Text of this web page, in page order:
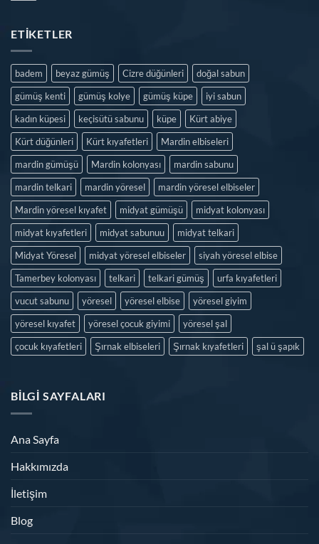
ETIKETLER
badem beyaz gümüş Cizre düğünleri
doğal sabun
gümüş kenti
gümüş kolye gümüş küpe
iyi sabun
kadın küpesi
keçisütü sabunu küpe
Kürt abiye
Kürt düğünleri
Kürt kıyafetleri
Mardin elbiseleri
mardin gümüşü
Mardin kolonyası
mardin sabunu
mardin telkari
mardin yöresel
mardin yöresel elbiseler
Mardin yöresel kıyafet
midyat gümüşü
midyat kolonyası
midyat kıyafetleri
midyat sabunuu
midyat telkari
Midyat Yöresel
midyat yöresel elbiseler
siyah yöresel elbise
Tamerbey kolonyası
telkari telkari gümüş
urfa kıyafetleri
vucut sabunu
yöresel yöresel elbise
yöresel giyim
yöresel kıyafet
yöresel çocuk giyimi
yöresel şal
çocuk kıyafetleri
Şırnak elbiseleri Şırnak kıyafetleri şal ü şapık
BILGI SAYFALARI
Ana Sayfa
Hakkımızda
İletişim
Blog